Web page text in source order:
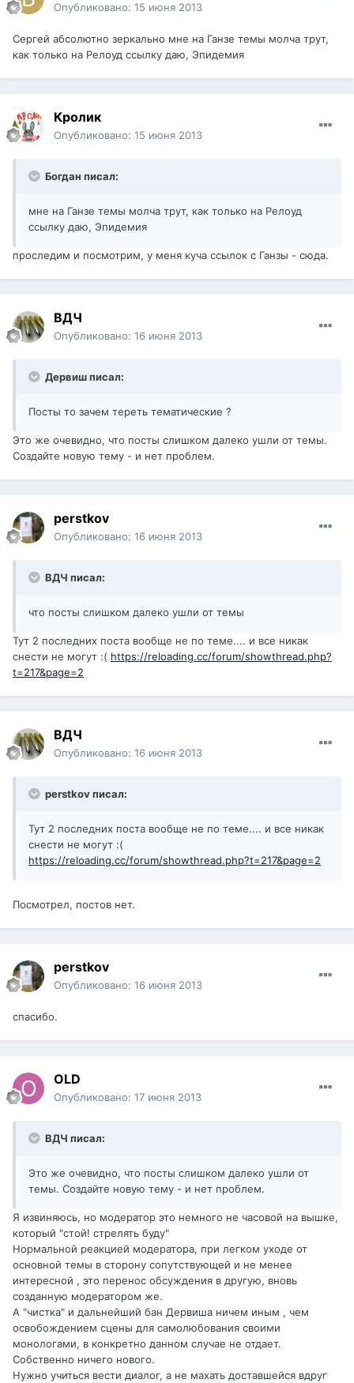
Опубликовано: 15 июня 2013
Сергей абсолютно зеркально мне на Ганзе темы молча трут,
как только на Релоуд ссылку даю, Эпидемия
Кролик
Опубликовано: 15 июня 2013
Богдан писал:
мне на Ганзе темы молча трут, как только на Релоуд
ссылку даю, Эпидемия
проследим и посмотрим, у меня куча ссылок с Ганзы - сюда.
ВДЧ
Опубликовано: 16 июня 2013
Дервиш писал:
Посты то зачем тереть тематические ?
Это же очевидно, что посты слишком далеко ушли от темы.
Создайте новую тему - и нет проблем.
perstkov
Опубликовано: 16 июня 2013
ВДЧ писал:
что посты слишком далеко ушли от темы
Тут 2 последних поста вообще не по теме.... и все никак
снести не могут :( https://reloading.cc/forum/showthread.php?
t=217&page=2
ВДЧ
Опубликовано: 16 июня 2013
perstkov писал:
Тут 2 последних поста вообще не по теме.... и все никак
снести не могут :(
https://reloading.cc/forum/showthread.php?t=217&page=2
Посмотрел, постов нет.
perstkov
Опубликовано: 16 июня 2013
спасибо.
OLD
Опубликовано: 17 июня 2013
ВДЧ писал:
Это же очевидно, что посты слишком далеко ушли от
темы. Создайте новую тему - и нет проблем.
Я извиняюсь, но модератор это немного не часовой на вышке,
который "стой! стрелять буду"
Нормальной реакцией модератора, при легком уходе от
основной темы в сторону сопутствующей и не менее
интересной , это перенос обсуждения в другую, вновь
созданную модератором же.
А "чистка" и дальнейший бан Дервиша ничем иным , чем
освобождением сцены для самолюбования своими
монологами, в конкретно данном случае не отдает.
Собственно ничего нового.
Нужно учиться вести диалог, а не махать доставшейся вдруг